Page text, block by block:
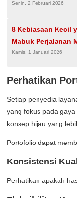
Senin, 2 Februari 2026
8 Kebiasaan Kecil
Mabuk Perjalanan
Kamis, 1 Januari 2026
Perhatikan
Setiap penyedia
yang fokus pada
konsep hijau yang
Portofolio dapat
Konsistensi
Perhatikan apakah